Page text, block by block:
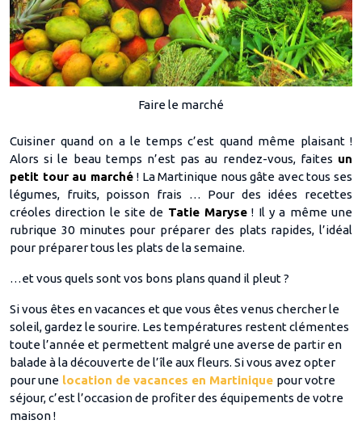
Faire le marché
Cuisiner quand on a le temps c’est quand même plaisant !
Alors si le beau temps n’est pas au rendez-vous, faites un
petit tour au marché! La Martinique nous gâte avec tous ses
légumes, fruits, poisson frais … Pour des idées recettes
créoles direction le site de Tatie Maryse ! Il y a même une
rubrique 30 minutes pour préparer des plats rapides, l’idéal
pour préparer tous les plats de la semaine.
…et vous quels sont vos bons plans quand il pleut ?
Si vous êtes en vacances et que vous êtes venus chercher le
soleil, gardez le sourire. Les températures restent clémentes
toute l’année et permettent malgré une averse de partir en
balade à la découverte de l’île aux fleurs. Si vous avez opter
pour une location de vacances en Martinique pour votre
séjour, c’est l’occasion de profiter des équipements de votre
maison !